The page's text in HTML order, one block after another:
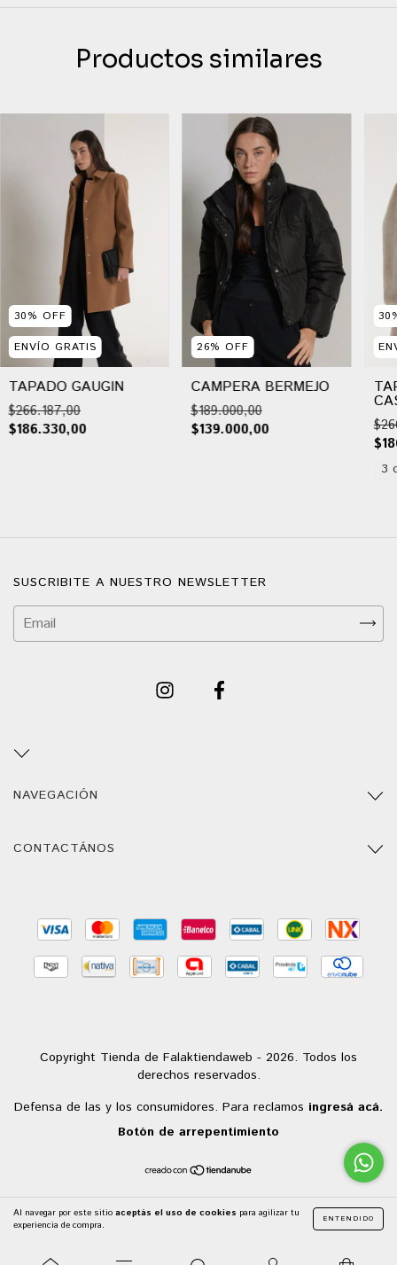
Al navegar por este sitio aceptás el uso de cookies para agilizar tu
experiencia de compra.
ENTENDIDO
Productos similares
30% OFF
ENVÍO GRATIS
TAPADO GAUGIN
$266.187,00
$186.330,00
26% OFF
CAMPERA BERMEJO
$189.000,00
$139.000,00
30
3
SUSCRIBITE A NUESTRO NEWSLETTER
NAVEGACIÓN
CONTACTÁNOS
Copyright Tienda de Falaktiendaweb - 2026. Todos los
derechos reservados.
Defensa de las y los consumidores. Para reclamos ingresá acá.
Botón de arrepentimiento